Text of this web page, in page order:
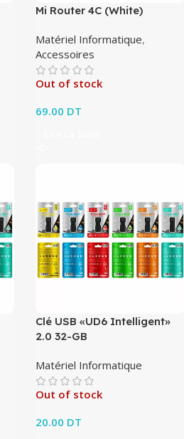
Mi Router 4C (White)
Matériel Informatique,
Accessoires
Out of stock
69.00 DT
Clé USB «UD6 Intelligent»
2.0 32-GB
Matériel Informatique
Out of stock
20.00 DT